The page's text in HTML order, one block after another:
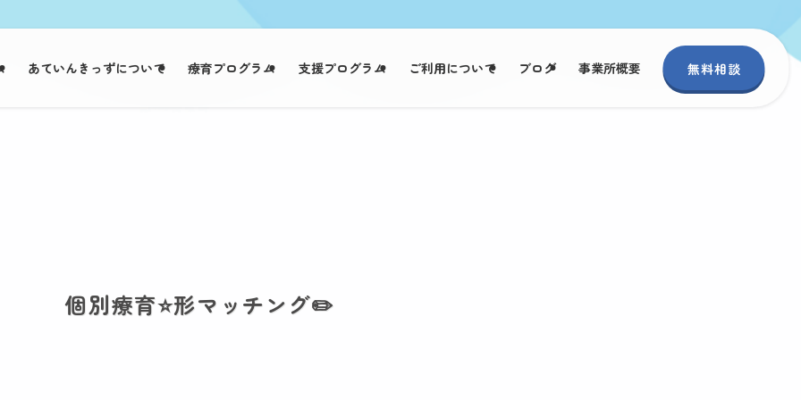
あていんきっずについて 療育プログラム 支援プログラム ご利用について ブログ 事業所概要 無料相談
個別療育⭐️形マッチング✏️